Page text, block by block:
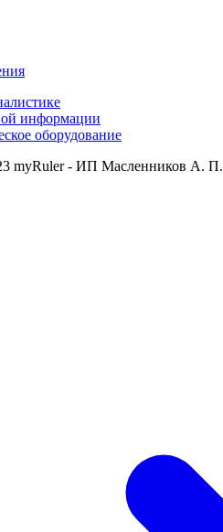
информации
оборудование
myRuler - ИП Масленников А. П.